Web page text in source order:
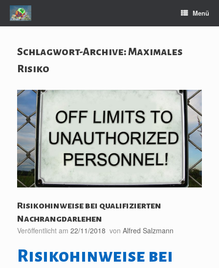
Zum
Inhalt
springen
Menü
Schlagwort-Archive:Maximales
Risiko
Risikohinweise bei qualifizierten
Nachrangdarlehen
Veröffentlicht am 22/11/2018 von Alfred Salzmann
Risikohinweise bei